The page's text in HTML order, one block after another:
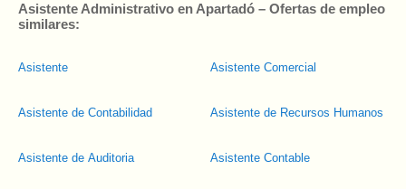
Asistente Administrativo en Apartadó – Ofertas de empleo
similares:
Asistente
Asistente de Contabilidad
Asistente de Auditoria
Asistente Comercial
Asistente de Recursos Humanos
Asistente Contable